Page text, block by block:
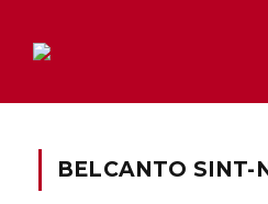
BELCANTO SINT-